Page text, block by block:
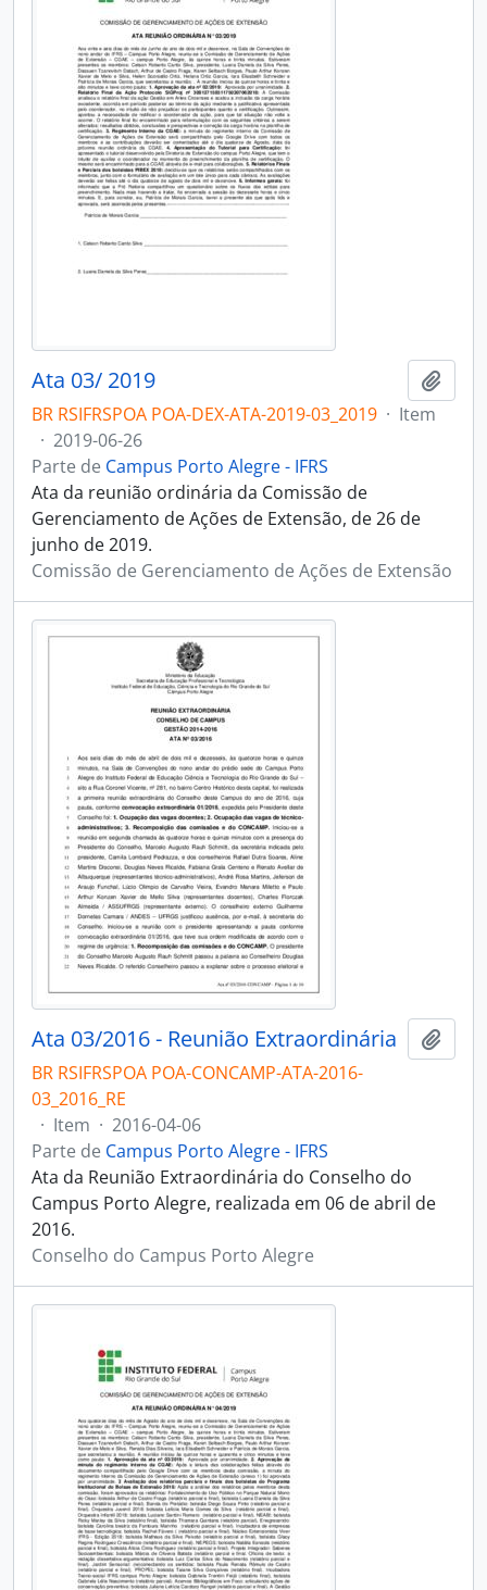
Ata 03/ 2019
BR RSIFRSPOA POA-DEX-ATA-2019-03_2019 · Item
· 2019-06-26
Parte de Campus Porto Alegre - IFRS
Ata da reunião ordinária da Comissão de
Gerenciamento de Ações de Extensão, de 26 de
junho de 2019.
Comissão de Gerenciamento de Ações de Extensão
Ata 03/2016 - Reunião Extraordinária
BR RSIFRSPOA POA-CONCAMP-ATA-2016-
03_2016_RE
· Item · 2016-04-06
Parte de Campus Porto Alegre - IFRS
Ata da Reunião Extraordinária do Conselho do
Campus Porto Alegre, realizada em 06 de abril de
2016.
Conselho do Campus Porto Alegre